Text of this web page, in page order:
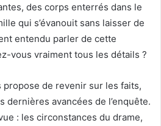
des corps enterrés dans le
qui s’évanouit sans laisser de
entendu parler de cette
vous vraiment tous les détails ?
propose de revenir sur les faits,
dernières avancées de l’enquête.
: les circonstances du drame,